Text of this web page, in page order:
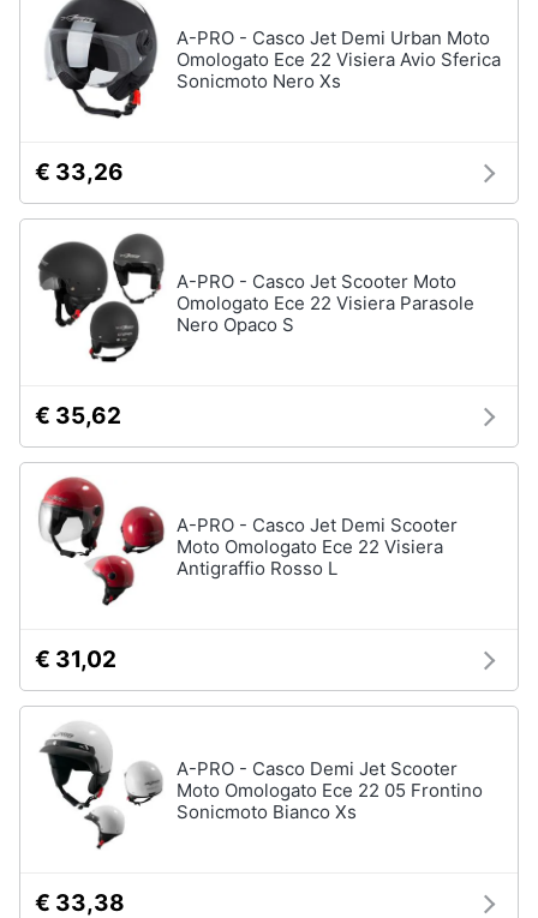
Videogiochi
Audio
Clima
Arredo
Brico
Giardinaggio
Salute
e
igiene
Beauty
Giocattoli
Prima
infanzia
Fotografia
Mountain
bike
Bici
elettrica
Vedi
tutti
Sport
acquatici
Canne
Salvagente
Canoa
Sport
di
squadra
Scarpe
A-PRO - Casco Jet Demi Urban Moto
Omologato Ece 22 Visiera Avio Sferica
Sonicmoto Nero Xs
€ 33,26
A-PRO - Casco Jet Scooter Moto
Omologato Ece 22 Visiera Parasole
Nero Opaco S
€ 35,62
A-PRO - Casco Jet Demi Scooter
Moto Omologato Ece 22 Visiera
Antigraffio Rosso L
€ 31,02
A-PRO - Casco Demi Jet Scooter
Moto Omologato Ece 22 05 Frontino
Sonicmoto Bianco Xs
€ 33,38